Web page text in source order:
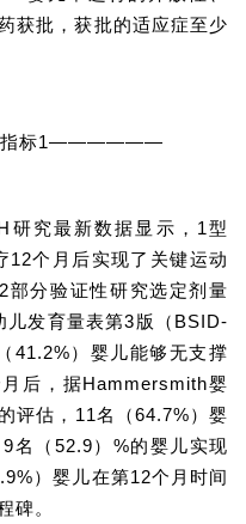
册
获批，获批的适应症至少
标1——————
研究最新数据显示，1型
个月后实现了关键运动
部分验证性研究选定剂量
儿发育量表第3版（BSID-
41.2%）婴儿能够无支撑
后，据Hammersmith婴
评估，11名（64.7%）婴
名（52.9）%的婴儿实现
）婴儿在第12个月时间
碑。